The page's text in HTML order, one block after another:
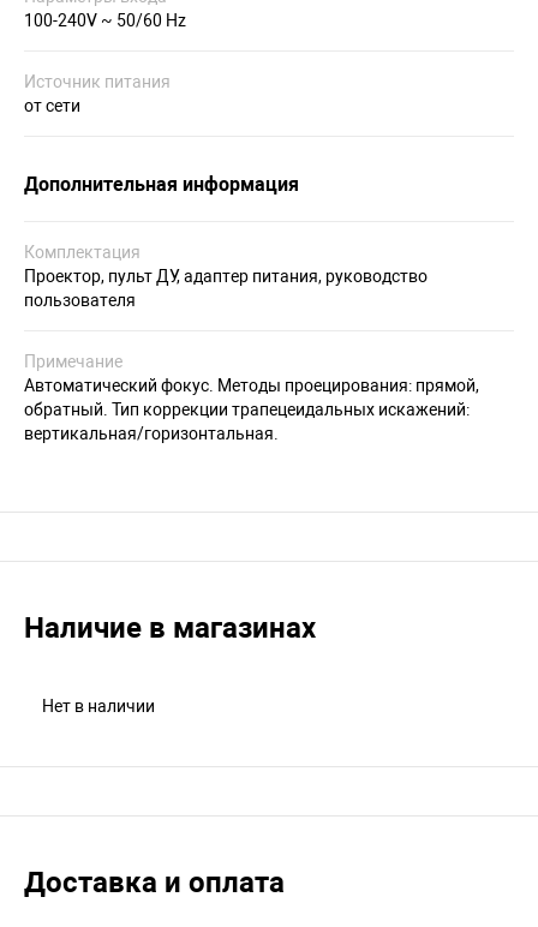
100-240V ~ 50/60 Hz
Источник питания
от сети
Дополнительная информация
Комплектация
Проектор, пульт ДУ, адаптер питания, руководство
пользователя
Примечание
Автоматический фокус. Методы проецирования: прямой,
обратный. Тип коррекции трапецеидальных искажений:
вертикальная/горизонтальная.
Наличие в магазинах
Нет в наличии
Доставка и оплата